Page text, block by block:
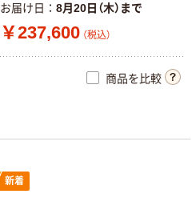
お届け日 8月20日（木）まで
￥237,600 （税込）
商品を比較
新着